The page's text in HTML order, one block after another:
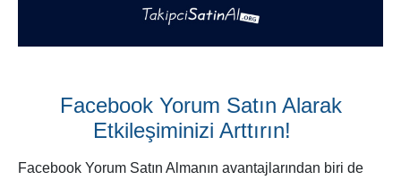
Facebook Yorum Satın Alarak
Etkileşiminizi Arttırın!
Facebook Yorum Satın Almanın avantajlarından biri de